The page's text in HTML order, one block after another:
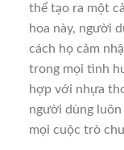
thể tạo ra một
hoa này, người
cách họ cảm
trong mọi tình
hợp với nhựa
người dùng
mọi cuộc trò